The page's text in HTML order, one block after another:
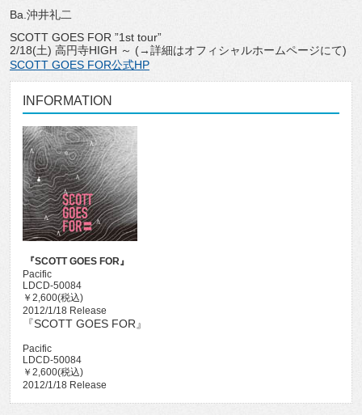
Ba.沖井礼二
SCOTT GOES FOR ”1st tour”
2/18(土) 高円寺HIGH ～ (→詳細はオフィシャルホームページにて)
SCOTT GOES FOR公式HP
INFORMATION
『SCOTT GOES FOR』
Pacific
LDCD-50084
￥2,600(税込)
2012/1/18 Release
『SCOTT GOES FOR』
Pacific
LDCD-50084
￥2,600(税込)
2012/1/18 Release